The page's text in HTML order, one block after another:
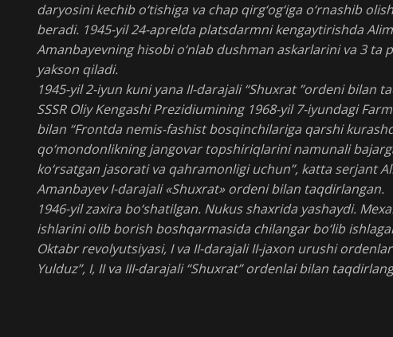
daryosini kechib o‘tishiga va chap qirg‘og‘iga o‘rnashib
beradi. 1945-yil 24-aprelda platsdarmni kengaytirishda
Amanbayevning hisobi o‘nlab dushman askarlarini va 3 ta
yakson qiladi.
1945-yil 2-iyun kuni yana II-darajali “Shuxrat ”ordeni bilan
SSSR Oliy Kengashi Prezidiumining 1968-yil 7-iyundagi
bilan “Frontda nemis-fashist bosqinchilariga qarshi
qo‘mondonlikning jangovar topshiriqlarini namunali
ko‘rsatgan jasorati va qahramonligi uchun”, katta serjant
Amanbayev I-darajali «Shuxrat» ordeni bilan taqdirlangan.
1946-yil zaxira bo‘shatilgan. Nukus shaxrida yashaydi.
ishlarini olib borish boshqarmasida chilangar bo‘lib
Oktabr revolyutsiyasi, I va II-darajali II-jaxon urushi
Yulduz”, I, II va III-darajali “Shuxrat” ordenlai bilan